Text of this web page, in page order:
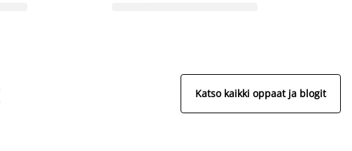
Katso kaikki oppaat ja blogit